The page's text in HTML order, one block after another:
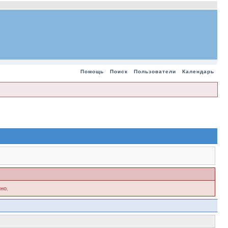
Помощь Поиск Пользователи Календарь